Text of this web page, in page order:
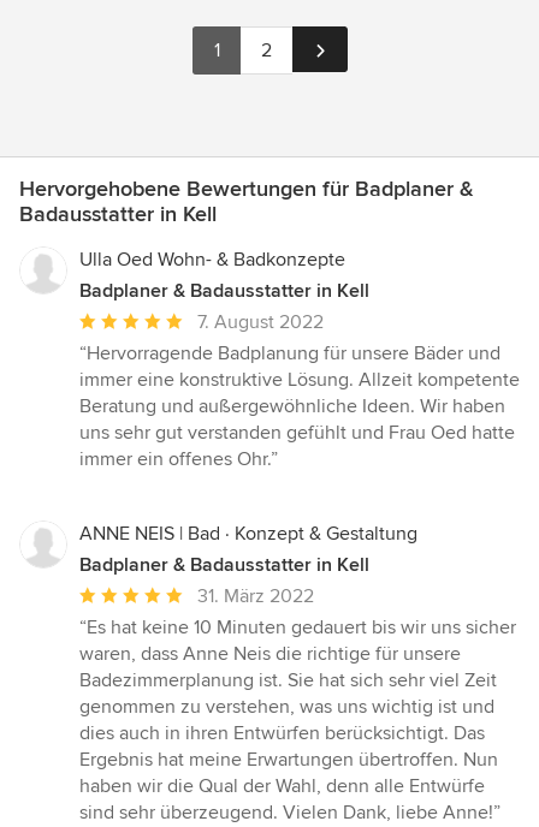
1 2
Hervorgehobene Bewertungen für Badplaner &
Badausstatter in Kell
Ulla Oed Wohn- & Badkonzepte
Badplaner & Badausstatter in Kell
Durchschnittliche
Bewertung:
5
von
5
Sternen
7. August 2022
“Hervorragende Badplanung für unsere Bäder und
immer eine konstruktive Lösung. Allzeit kompetente
Beratung und außergewöhnliche Ideen. Wir haben
uns sehr gut verstanden gefühlt und Frau Oed hatte
immer ein offenes Ohr.”
ANNE NEIS | Bad · Konzept & Gestaltung
Badplaner & Badausstatter in Kell
Durchschnittliche
Bewertung:
5
von
5
Sternen
31. März 2022
“Es hat keine 10 Minuten gedauert bis wir uns sicher
waren, dass Anne Neis die richtige für unsere
Badezimmerplanung ist. Sie hat sich sehr viel Zeit
genommen zu verstehen, was uns wichtig ist und
dies auch in ihren Entwürfen berücksichtigt. Das
Ergebnis hat meine Erwartungen übertroffen. Nun
haben wir die Qual der Wahl, denn alle Entwürfe
sind sehr überzeugend. Vielen Dank, liebe Anne!”